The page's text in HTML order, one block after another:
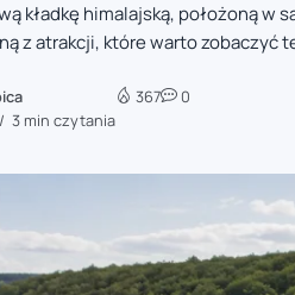
kładkę himalajską, położoną
z atrakcji, które warto zobaczyć
3 min czytania
367 0